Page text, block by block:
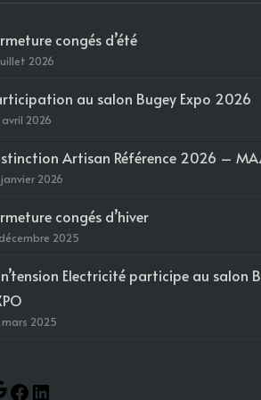
congés d’été
2026
au salon Bugey Expo 2026
avril 2026
Artisan Référence 2026 –
janvier 2026
congés d’hiver
décembre 2025
Electricité participe au salon
mars 2025